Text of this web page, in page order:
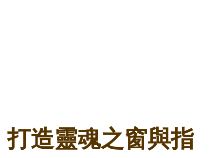
打造靈魂之窗與指